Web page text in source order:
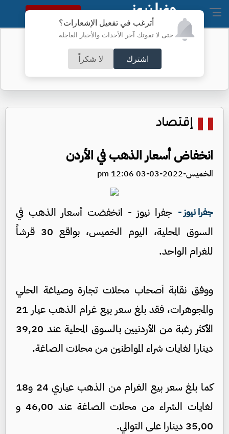
أترغب في تفعيل الإشعارات؟
حتى لا تفوتك آخر الأحداث والأخبار العاجلة
اشترك لا شكراً
النسخة الكاملة
إقتصاد
انخفاض أسعار الذهب في الأردن
الخميس-2022-03-03 12:06 pm
جفرا نيوز - جفرا نيوز - انخفضت أسعار الذهب في
السوق المحلية، اليوم الخميس، بواقع 30 قرشاً
للغرام الواحد.
ووفق نقابة أصحاب محلات تجارة وصياغة الحلي
والمجوهرات، فقد بلغ سعر بيع غرام الذهب عيار 21
الأكثر رغبة من الأردنيين بالسوق المحلية عند 39,20
دينارا لغايات شراء المواطنين من محلات الصاغة.
كما بلغ سعر بيع الغرام من الذهب عياري 24 و18
لغايات الشراء من محلات الصاغة عند 46,00 و
35,00 دينارا على التوالي.